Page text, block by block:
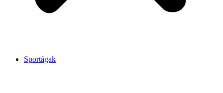
Sportágak